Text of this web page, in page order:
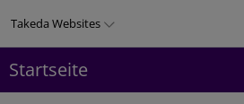
zum
Inhalt
Takeda Websites
Top
menu
CMV
TRANSPLANT
Startseite